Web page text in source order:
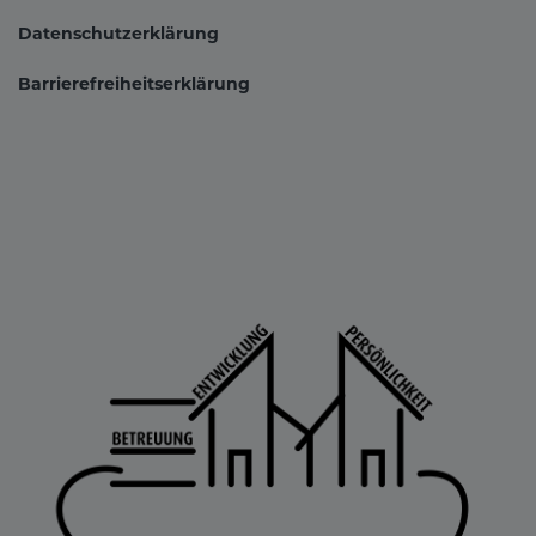
Datenschutzerklärung
Barrierefreiheitserklärung